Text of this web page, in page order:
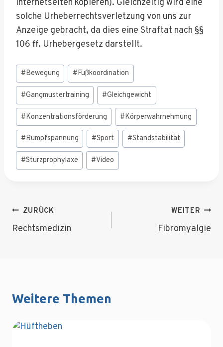
Internetseiten kopieren). Gleichzeitig wird eine
solche Urheberrechtsverletzung von uns zur
Anzeige gebracht, da dies eine Straftat nach §§
106 ff. Urhebergesetz darstellt.
Schlagworte:
#Bewegung #Fußkoordination
#Gangmustertraining #Gleichgewicht
#Konzentrationsförderung #Körperwahrnehmung
#Rumpfspannung #Sport #Standstabilität
#Sturzprophylaxe #Video
Beitragsnavigation
ZURÜCK
Rechtsmedizin
WEITER
Fibromyalgie
Weitere Themen